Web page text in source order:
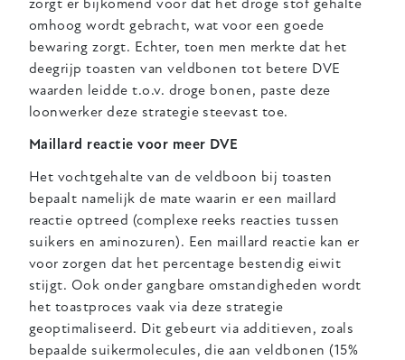
omhoog wordt gebracht, wat voor een goede
bewaring zorgt. Echter, toen men merkte dat het
deegrijp toasten van veldbonen tot betere DVE
waarden leidde t.o.v. droge bonen, paste deze
loonwerker deze strategie steevast toe.
Maillard reactie voor meer DVE
Het vochtgehalte van de veldboon bij toasten
bepaalt namelijk de mate waarin er een maillard
reactie optreed (complexe reeks reacties tussen
suikers en aminozuren). Een maillard reactie kan er
voor zorgen dat het percentage bestendig eiwit
stijgt. Ook onder gangbare omstandigheden wordt
het toastproces vaak via deze strategie
geoptimaliseerd. Dit gebeurt via additieven, zoals
bepaalde suikermolecules, die aan veldbonen (15%